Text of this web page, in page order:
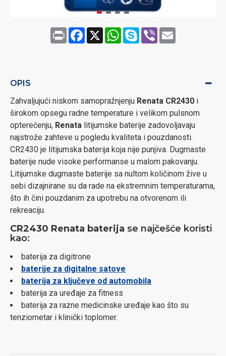
Print Facebook
X WhatsApp
SkypeViberEmail
OPIS
Zahvaljujući niskom samopražnjenju Renata CR2430 i
širokom opsegu radne temperature i velikom pulsnom
opterećenju, Renata litijumske baterije zadovoljavaju
najstrože zahteve u pogledu kvaliteta i pouzdanosti.
CR2430 je litijumska baterija koja nije punjiva. Dugmaste
baterije nude visoke performanse u malom pakovanju.
Litijumske dugmaste baterije sa nultom količinom žive u
sebi dizajnirane su da rade na ekstremnim temperaturama,
što ih čini pouzdanim za upotrebu na otvorenom ili
rekreaciju.
CR2430 Renata baterija se najčešće koristi
kao:
baterija za digitrone
baterije za digitalne satove
baterija za ključeve od automobila
baterija za uređaje za fitness
baterija za razne medicinske uređaje kao što su
tenziometar i klinički toplomer.